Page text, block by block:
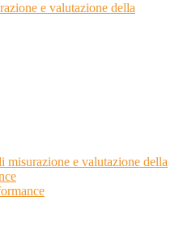
e valutazione della
misurazione e valutazione della